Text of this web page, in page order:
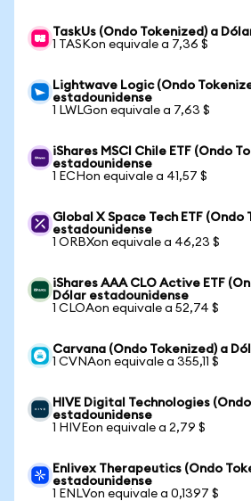
TaskUs (Ondo Tokenized) a
1 TASKon equivale a 7,36 $
Lightwave Logic (Ondo
estadounidense
1 LWLGon equivale a 7,63 $
iShares MSCI Chile ETF (Ondo
estadounidense
1 ECHon equivale a 41,57 $
Global X Space Tech ETF
estadounidense
1 ORBXon equivale a 46,23 $
iShares AAA CLO Active ETF
Dólar estadounidense
1 CLOAon equivale a 52,74 $
Carvana (Ondo Tokenized) a
1 CVNAon equivale a 355,11 $
HIVE Digital Technologies
estadounidense
1 HIVEon equivale a 2,79 $
Enlivex Therapeutics (Ondo
estadounidense
1 ENLVon equivale a 0,1397 $